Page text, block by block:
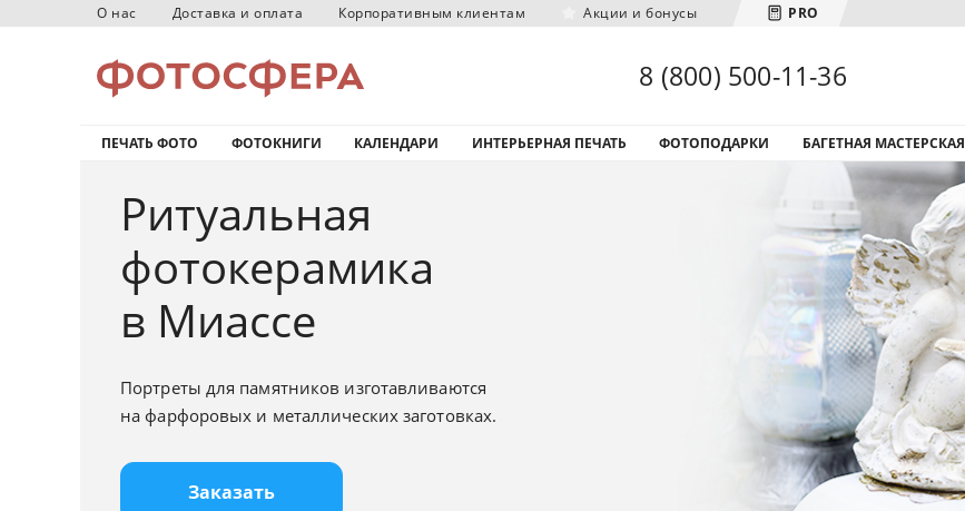
О нас Доставка и оплата Корпоративным клиентам Акции и бонусы PRO
Загрузка городов...
8 (800) 500-11-36
ПЕЧАТЬ ФОТО ФОТОКНИГИ КАЛЕНДАРИ ИНТЕРЬЕРНАЯ ПЕЧАТЬ ФОТОПОДАРКИ БАГЕТНАЯ МАСТЕРСКАЯ
Ритуальная
фотокерамика
в Миассе
Портреты для памятников изготавливаются
на фарфоровых и металлических заготовках.
Заказать